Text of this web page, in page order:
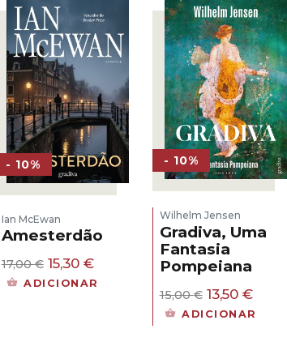
- 10%
Ian McEwan
Amesterdão
17,00€ O
preço
15,30 €O
preço
ADICIONAR
- 10%
Wilhelm Jensen
Gradiva, Uma
Fantasia
Pompeiana
15,00€ O
preço
13,50 €O
preço
ADICIONAR